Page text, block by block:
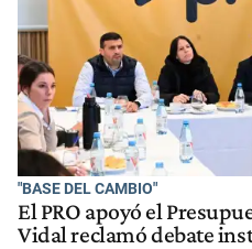
"BASE DEL CAMBIO"
El PRO apoyó el
Vidal reclamó debate